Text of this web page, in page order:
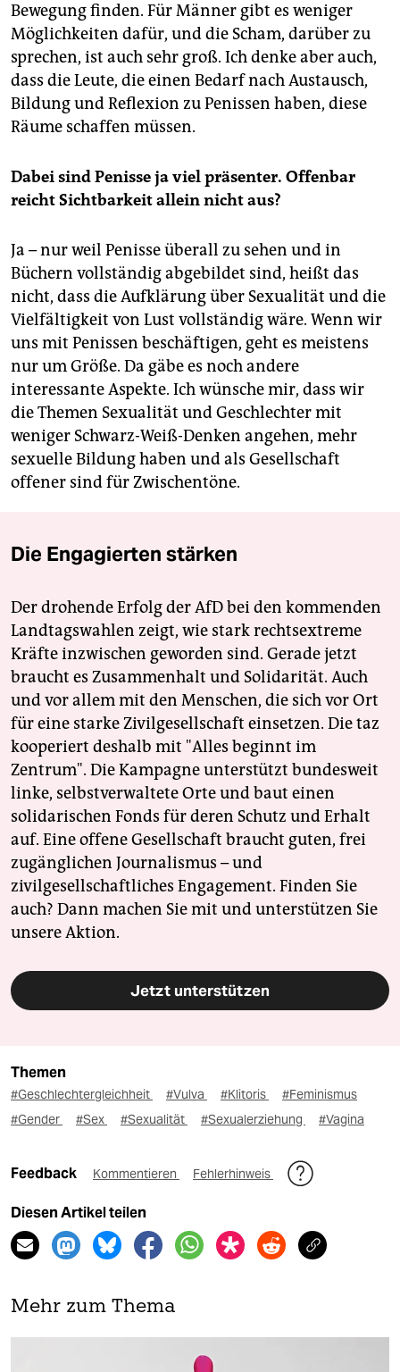
Bewegung finden. Für Männer gibt es weniger
Möglichkeiten dafür, und die Scham, darüber zu
sprechen, ist auch sehr groß. Ich denke aber auch,
dass die Leute, die einen Bedarf nach Austausch,
Bildung und Reflexion zu Penissen haben, diese
Räume schaffen müssen.
Dabei sind Penisse ja viel präsenter. Offenbar
reicht Sichtbarkeit allein nicht aus?
Ja – nur weil Penisse überall zu sehen und in
Büchern vollständig abgebildet sind, heißt das
nicht, dass die Aufklärung über Sexualität und die
Vielfältigkeit von Lust vollständig wäre. Wenn wir
uns mit Penissen beschäftigen, geht es meistens
nur um Größe. Da gäbe es noch andere
interessante Aspekte. Ich wünsche mir, dass wir
die Themen Sexualität und Geschlechter mit
weniger Schwarz-Weiß-Denken angehen, mehr
sexuelle Bildung haben und als Gesellschaft
offener sind für Zwischentöne.
Die Engagierten stärken
Der drohende Erfolg der AfD bei den kommenden
Landtagswahlen zeigt, wie stark rechtsextreme
Kräfte inzwischen geworden sind. Gerade jetzt
braucht es Zusammenhalt und Solidarität. Auch
und vor allem mit den Menschen, die sich vor Ort
für eine starke Zivilgesellschaft einsetzen. Die taz
kooperiert deshalb mit "Alles beginnt im
Zentrum". Die Kampagne unterstützt bundesweit
linke, selbstverwaltete Orte und baut einen
solidarischen Fonds für deren Schutz und Erhalt
auf. Eine offene Gesellschaft braucht guten, frei
zugänglichen Journalismus – und
zivilgesellschaftliches Engagement. Finden Sie
auch? Dann machen Sie mit und unterstützen Sie
unsere Aktion.
Jetzt unterstützen
Themen
#Geschlechtergleichheit #Vulva #Klitoris
#Feminismus
#Gender
#Sex #Sexualität #Sexualerziehung #Vagina
Feedback Kommentieren Fehlerhinweis
Diesen Artikel teilen
Mehr zum Thema